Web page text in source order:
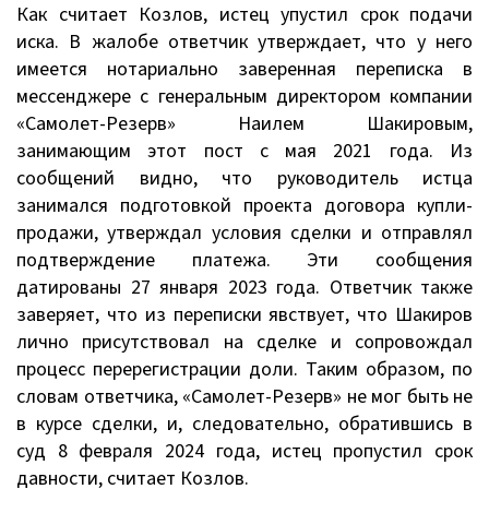
Как считает Козлов, истец упустил срок подачи
иска. В жалобе ответчик утверждает, что у него
имеется нотариально заверенная переписка в
мессенджере с генеральным директором компании
«Самолет-Резерв» Наилем Шакировым,
занимающим этот пост с мая 2021 года. Из
сообщений видно, что руководитель истца
занимался подготовкой проекта договора купли-
продажи, утверждал условия сделки и отправлял
подтверждение платежа. Эти сообщения
датированы 27 января 2023 года. Ответчик также
заверяет, что из переписки явствует, что Шакиров
лично присутствовал на сделке и сопровождал
процесс перерегистрации доли. Таким образом, по
словам ответчика, «Самолет-Резерв» не мог быть не
в курсе сделки, и, следовательно, обратившись в
суд 8 февраля 2024 года, истец пропустил срок
давности, считает Козлов.